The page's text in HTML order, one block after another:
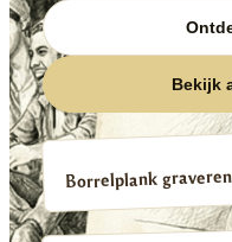
Bekijk
Borrelplank graveren